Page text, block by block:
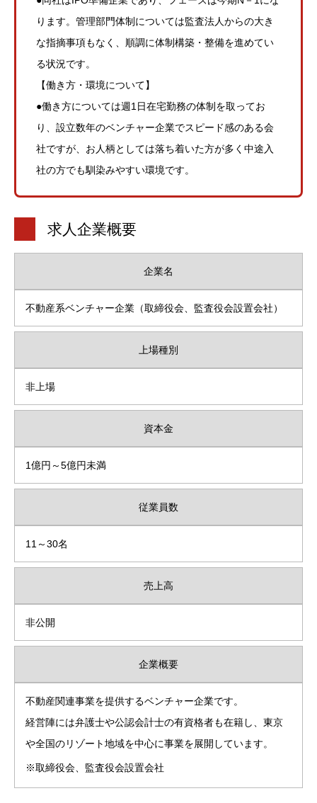
ります。管理部門体制については監査法人からの大き
な指摘事項もなく、順調に体制構築・整備を進めてい
る状況です。
【働き方・環境について】
●働き方については週1日在宅勤務の体制を取ってお
り、設立数年のベンチャー企業でスピード感のある会
社ですが、お人柄としては落ち着いた方が多く中途入
社の方でも馴染みやすい環境です。
求人企業概要
企業名
不動産系ベンチャー企業（取締役会、監査役会設置会社）
上場種別
非上場
資本金
1億円～5億円未満
従業員数
11～30名
売上高
非公開
企業概要
不動産関連事業を提供するベンチャー企業です。
経営陣には弁護士や公認会計士の有資格者も在籍し、東京
や全国のリゾート地域を中心に事業を展開しています。
※取締役会、監査役会設置会社